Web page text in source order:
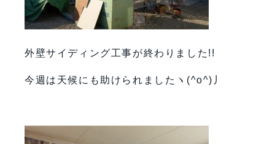
外壁サイディング工事が終わりました!!
今週は天候にも助けられましたヽ(^o^)丿